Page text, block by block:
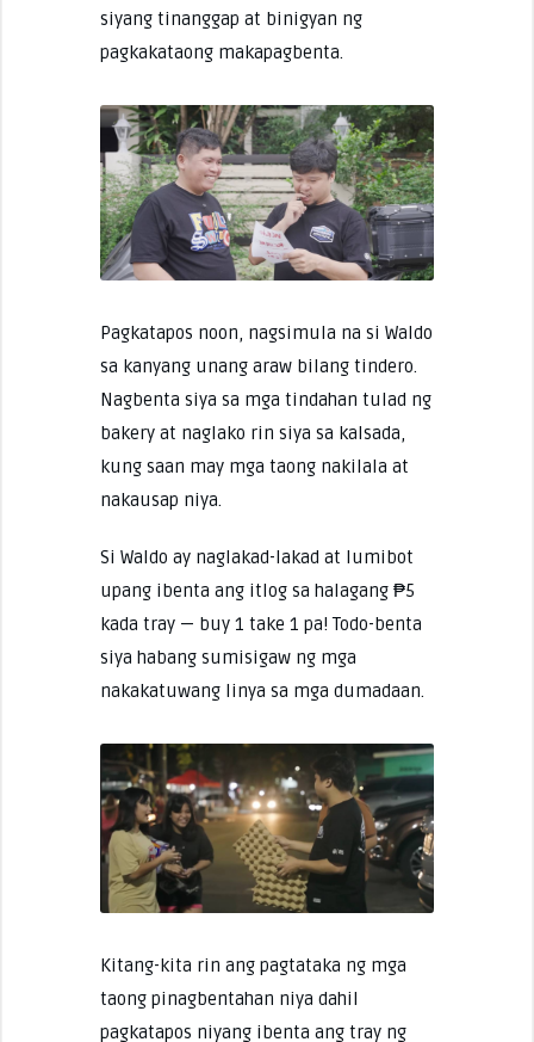
siyang tinanggap at binigyan ng
pagkakataong makapagbenta.
Pagkatapos noon, nagsimula na si Waldo
sa kanyang unang araw bilang tindero.
Nagbenta siya sa mga tindahan tulad ng
bakery at naglako rin siya sa kalsada,
kung saan may mga taong nakilala at
nakausap niya.
Si Waldo ay naglakad-lakad at lumibot
upang ibenta ang itlog sa halagang ₱5
kada tray — buy 1 take 1 pa! Todo-benta
siya habang sumisigaw ng mga
nakakatuwang linya sa mga dumadaan.
Kitang-kita rin ang pagtataka ng mga
taong pinagbentahan niya dahil
pagkatapos niyang ibenta ang tray ng